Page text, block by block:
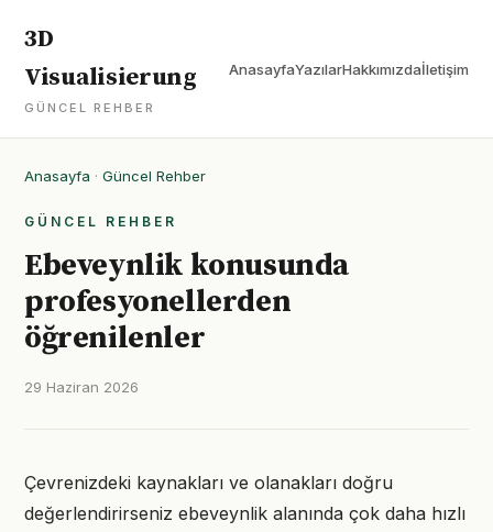
3D
Visualisierung
GÜNCEL REHBER
AnasayfaYazılarHakkımızdaİletişim
Anasayfa · Güncel Rehber
GÜNCEL REHBER
Ebeveynlik konusunda
profesyonellerden
öğrenilenler
29 Haziran 2026
Çevrenizdeki kaynakları ve olanakları doğru
değerlendirirseniz ebeveynlik alanında çok daha hızlı